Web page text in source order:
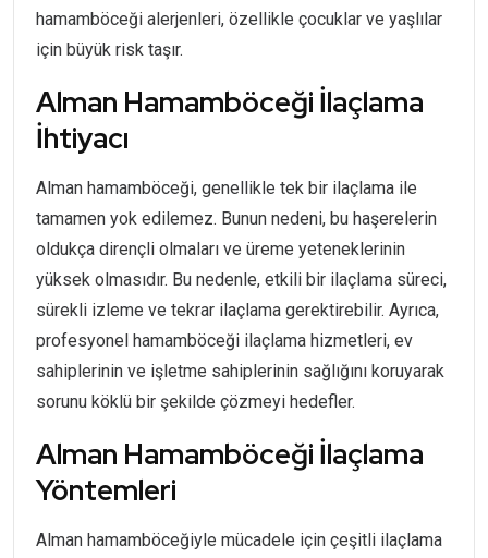
hamamböceği alerjenleri, özellikle çocuklar ve yaşlılar
için büyük risk taşır.
Alman Hamamböceği İlaçlama
İhtiyacı
Alman hamamböceği, genellikle tek bir ilaçlama ile
tamamen yok edilemez. Bunun nedeni, bu haşerelerin
oldukça dirençli olmaları ve üreme yeteneklerinin
yüksek olmasıdır. Bu nedenle, etkili bir ilaçlama süreci,
sürekli izleme ve tekrar ilaçlama gerektirebilir. Ayrıca,
profesyonel hamamböceği ilaçlama hizmetleri, ev
sahiplerinin ve işletme sahiplerinin sağlığını koruyarak
sorunu köklü bir şekilde çözmeyi hedefler.
Alman Hamamböceği İlaçlama
Yöntemleri
Alman hamamböceğiyle mücadele için çeşitli ilaçlama